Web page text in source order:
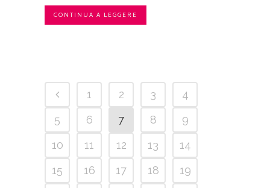
CONTINUA A LEGGERE
1 2 3
4
5
6 7 8
9
10
11 12 13
14
15
16 17 18
19